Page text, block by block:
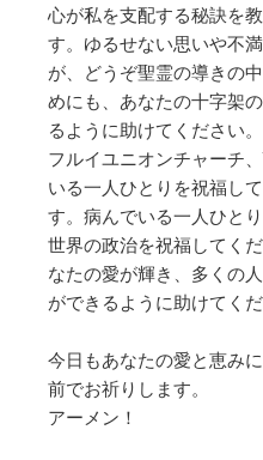
心が私を支配する秘訣を
す。ゆるせない思いや不
が、どうぞ聖霊の導きの
めにも、あなたの十字架
るように助けてください
フルイユニオンチャーチ
いる一人ひとりを祝福し
す。病んでいる一人ひと
世界の政治を祝福してく
なたの愛が輝き、多くの
ができるように助けてくだ
今日もあなたの愛と恵み
前でお祈りします。
アーメン！